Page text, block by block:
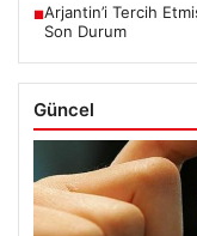
■Arjantin’i Tercih
Son Durum
Güncel